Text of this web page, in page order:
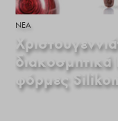
ΝΕΑ
φόρμες